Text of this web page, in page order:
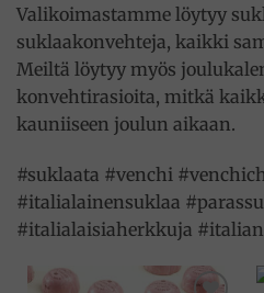
Valikoimastamme löytyy
suklaakonvehteja, kaikki
Meiltä löytyy myös
konvehtirasioita, mitkä
kauniiseen joulun aikaan.
#suklaata #venchi
#italialainensuklaa
#italialaisiaherkkuja